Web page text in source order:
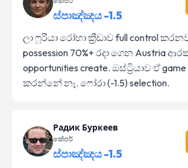
ස්පාඤ්ඤය -1.5
ලා ෆූරියා රෝහා ක්‍රීඩාව full control
possession 70%+ රදා ගෙන Austria
opportunities create. ඔස්ට්‍රියාව ඒ game
කරන්නේ නෑ. ෆෝරා (-1.5) selection.
Радик Буркеев
කේපර්
ස්පාඤ්ඤය -1.5